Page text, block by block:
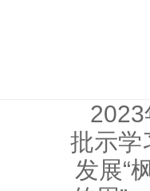
2023
批示学
发展“